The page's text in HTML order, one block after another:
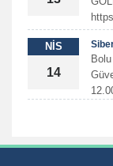
NİS
14